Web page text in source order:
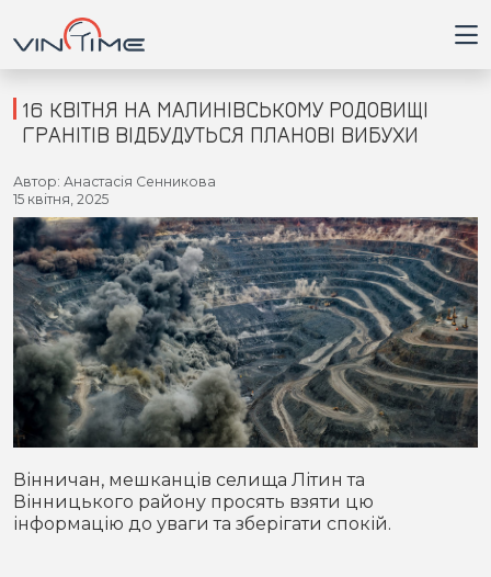
Головна
Війна
Новини
Кримінал
Здоров'я
Приватна думка
В кулуарах
Місто
16 КВІТНЯ НА МАЛИНІВСЬКОМУ РОДОВИЩІ
ГРАНІТІВ ВІДБУДУТЬСЯ ПЛАНОВІ ВИБУХИ
Автор: Анастасія Сенникова
15 квітня, 2025
Вінничан, мешканців селища Літин та
Вінницького району просять взяти цю
інформацію до уваги та зберігати спокій.